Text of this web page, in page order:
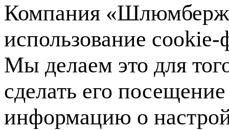
Компания
использование
Мы делаем это для
сделать его
информацию о